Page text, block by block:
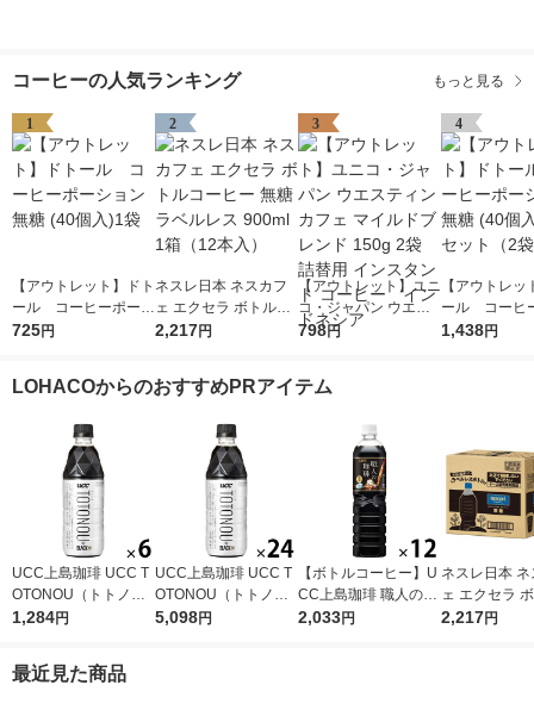
コーヒーの人気ランキング もっと見る
1
【アウトレット】ドト
ール コーヒーポーシ
ョン 無糖 (40個入)1袋
725円
2
ネスレ日本 ネスカフ
ェ エクセラ ボトルコ
ーヒー 無糖 ラベルレ
2,217円
3
【アウトレット】ユニ
コ・ジャパン ウエス
ティンカフェ マイル
コーヒー インドネシ
798円
4
【アウトレッ
ール コーヒ
ョン 無糖
1,438円
LOHACOからのおすすめPRアイテム
UCC上島珈琲 UCC T
OTONOU（トトノ
ウ） by BLACK無糖 5
1,284円
UCC上島珈琲 UCC T
OTONOU（トトノ
ウ） by BLACK無糖 5
5,098円
【ボトルコーヒー】U
CC上島珈琲 職人の珈
琲 無糖 900ml 1箱（1
2,033円
ネスレ日本
ェ エクセラ
ーヒー 無糖
2,217円
最近見た商品